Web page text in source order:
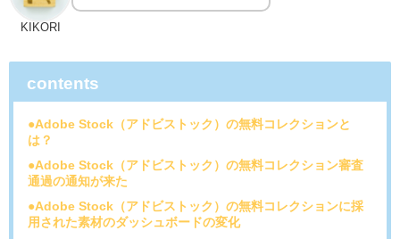
KIKORI
contents
●Adobe Stock（アドビストック）の無料コレクションと
は？
●Adobe Stock（アドビストック）の無料コレクション審査
通過の通知が来た
●Adobe Stock（アドビストック）の無料コレクションに採
用された素材のダッシュボードの変化